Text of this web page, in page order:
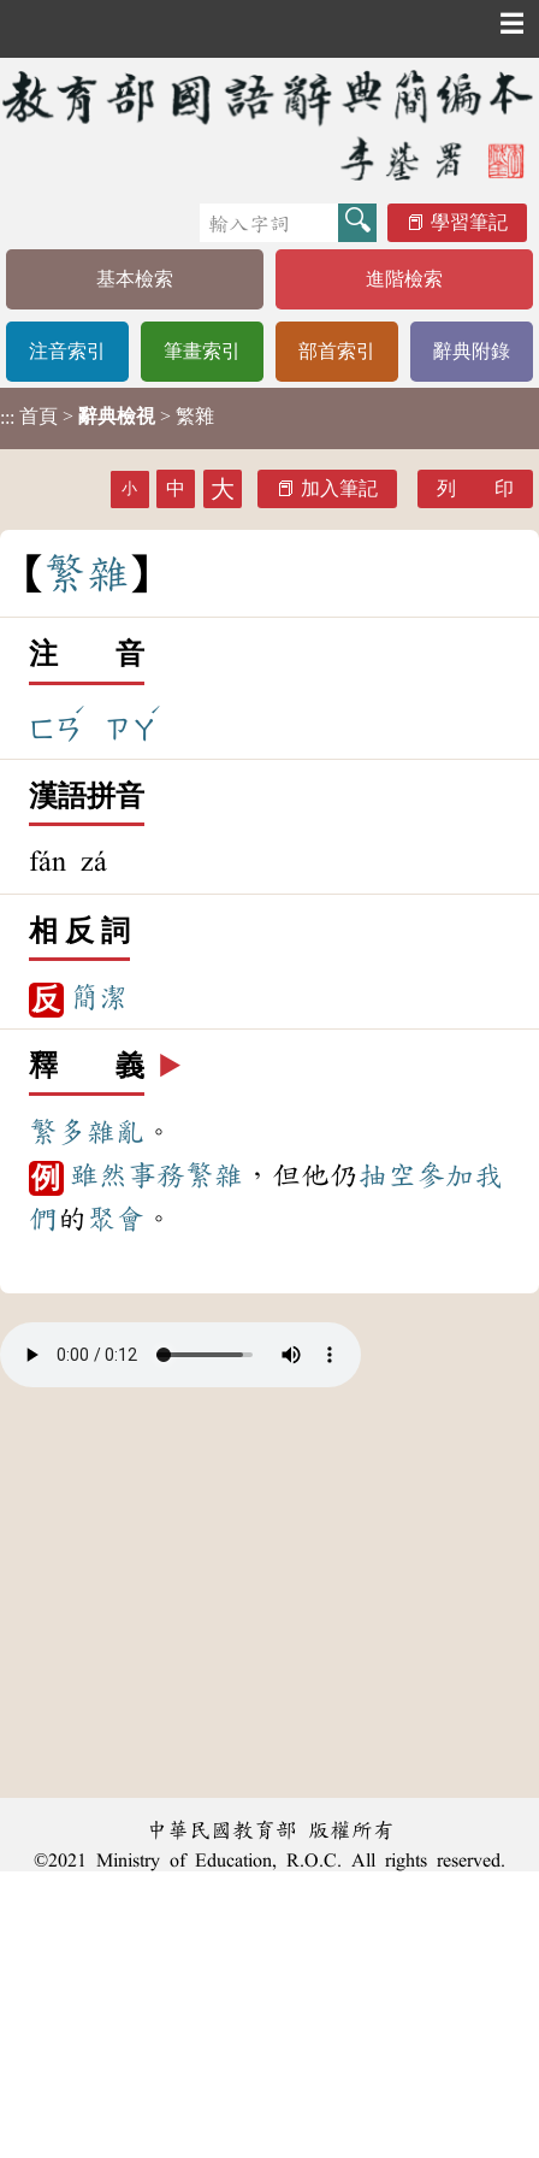
☰
學習筆記
基本檢索 進階檢索
注音索引 筆畫索引 部首索引 辭典附錄
::: 首頁 > 辭典檢視 > 繁雜
小 中 大 加入筆記 列 印
繁雜
注 音
ㄈㄢ
ˊ
ㄗㄚ
ˊ
漢語拼音
fán zá
相 反 詞
反 簡潔
釋 義 ▶️
繁多 雜亂 。
例 雖然 事務繁雜 ，但他仍抽空 參加我
們 的 聚會 。
中華民國教育部 版權所有
©2021 Ministry of Education, R.O.C. All rights reserved.